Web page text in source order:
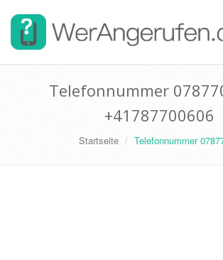
Telefonnummer
+41787700606
Startseite Telefonnummer